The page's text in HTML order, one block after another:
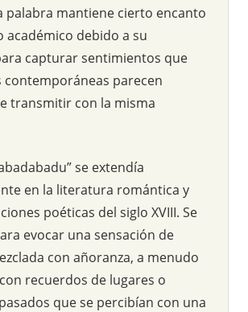
palabra mantiene cierto encanto
académico debido a su
capturar sentimientos que
contemporáneas parecen
transmitir con la misma
se extendía
en la literatura romántica y
poéticas del siglo XVIII. Se
evocar una sensación de
con añoranza, a menudo
recuerdos de lugares o
que se percibían con una